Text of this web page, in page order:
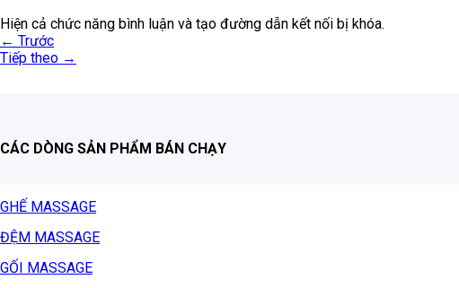
Hiện cả chức năng bình luận và tạo đường dẫn kết nối bị khóa.
← Trước
Tiếp theo →
CÁC DÒNG SẢN PHẨM BÁN CHẠY
GHẾ MASSAGE
ĐỆM MASSAGE
GỐI MASSAGE